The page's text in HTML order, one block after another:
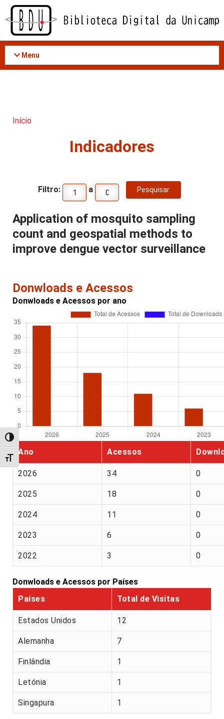
Acessar
conteúdo
Alternar alto contraste
Alternar tamanho da fonte
Menu
Início
Indicadores
Filtro: a
Application of mosquito sampling
count and geospatial methods to
improve dengue vector surveillance
Donwloads e Acessos
Donwloads e Acessos por ano
Ano Acessos
2026 34 0
2025 18 0
2024 11 0
2023 6 0
2022 3 0
Donwloads e Acessos por Países
Países
Total de Visitas
Estados Unidos 12
Alemanha 7
Finlândia 1
Letónia 1
Singapura 1